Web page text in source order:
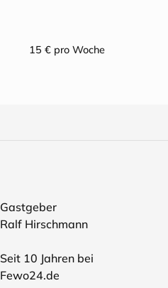
15 € pro Woche
Gastgeber
Ralf Hirschmann
Seit 10 Jahren bei
Fewo24.de